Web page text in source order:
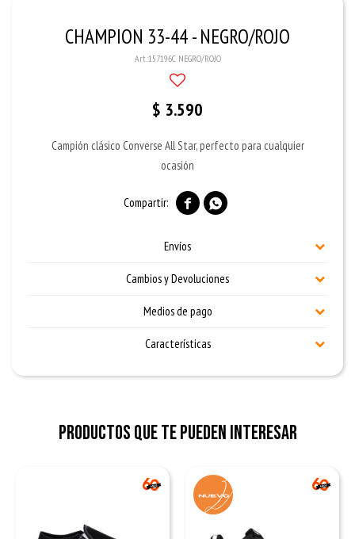
CHAMPION 33-44 - NEGRO/ROJO
157196C NEGRO/ROJO
$ 3.590
Campión clásico Converse All Star, perfecto para cualquier
ocasión
 
Envíos
Cambios y Devoluciones
Medios de pago
Características
Productos que te pueden interesar